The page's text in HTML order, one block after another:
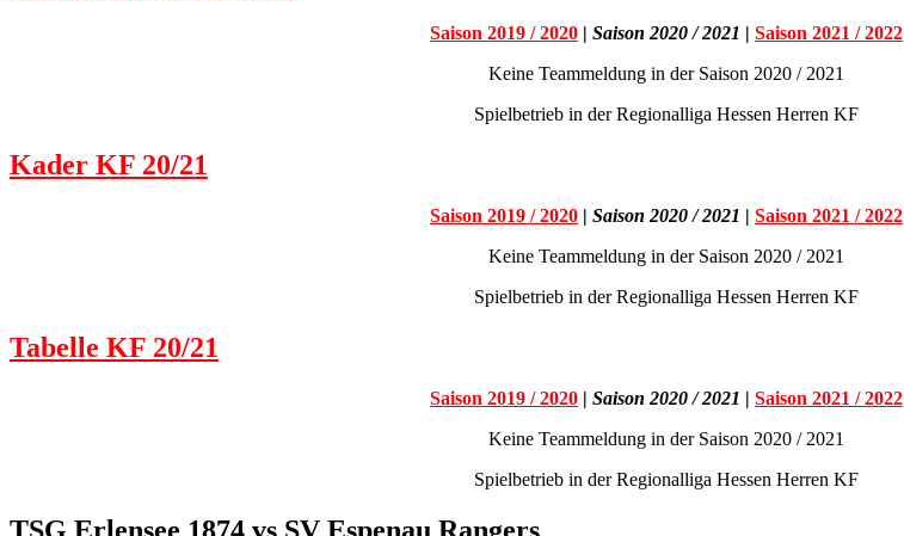
Saison 2019 / 2020 | Saison 2020 / 2021 | Saison 2021 / 2022
Keine Teammeldung in der Saison 2020 / 2021
Spielbetrieb in der Regionalliga Hessen Herren KF
Kader KF 20/21
Saison 2019 / 2020 | Saison 2020 / 2021 | Saison 2021 / 2022
Keine Teammeldung in der Saison 2020 / 2021
Spielbetrieb in der Regionalliga Hessen Herren KF
Tabelle KF 20/21
Saison 2019 / 2020 | Saison 2020 / 2021 | Saison 2021 / 2022
Keine Teammeldung in der Saison 2020 / 2021
Spielbetrieb in der Regionalliga Hessen Herren KF